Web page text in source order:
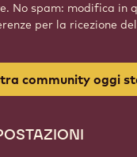
No spam: modifica in
per la ricezione
community oggi